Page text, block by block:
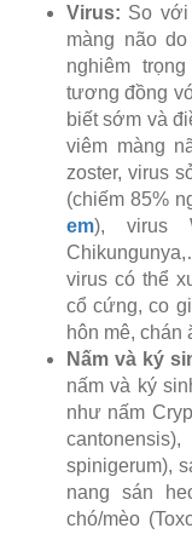
Virus: So với
màng não
nghiêm
tương đồng
biết sớm và
viêm màng
zoster, virus
(chiếm 85%
em), virus
virus có thể
cổ cứng, co
hôn mê,
Nấm và ký
nấm và ký
như nấm
spinigerum),
nang sán
chó/mèo